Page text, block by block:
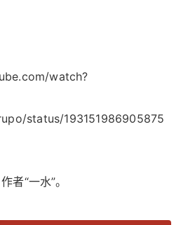
watch?
status/193151986905875
者“一水”。